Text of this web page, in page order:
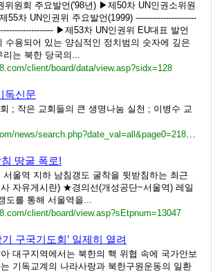
원회 주요발언('98년) ▶제50차 UN인권소위원
55차 UN인권위 주요발언(1999) ----------------------
▶제53차 UN인권위 EU대표 발언
수용되어 있는 양심적인 정치범의 숫자에 깊은
리는 북한 당국의...
client/board/data/view.asp?sidx=128
독신문
; 작은 교회들의 큰 생명나눔 실천 ; 이병수 교
땅굴 폭로!
울역 지하 남침갱도 굴착을 뒷받침하는 최근
자유게시란) ★경의선(개성공단~서울역) 레일
도를 통해 서울역을...
client/board/view.asp?sEtpnum=13047
구국기도회’ 일제히 열려
대구지역에서는 북한의 핵 위협 속에 국가안보
기독교계의 나라사랑과 북한구원운동의 일환